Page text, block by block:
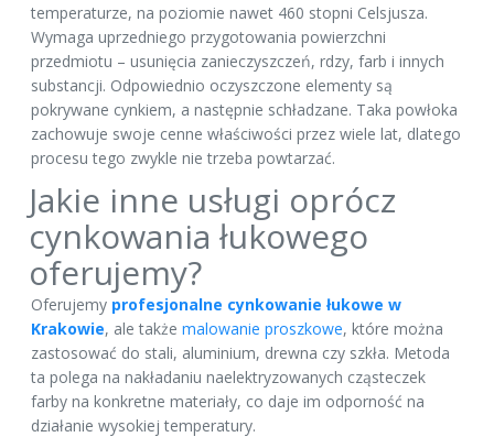
temperaturze, na poziomie nawet 460 stopni Celsjusza.
Wymaga uprzedniego przygotowania powierzchni
przedmiotu – usunięcia zanieczyszczeń, rdzy, farb i innych
substancji. Odpowiednio oczyszczone elementy są
pokrywane cynkiem, a następnie schładzane. Taka powłoka
zachowuje swoje cenne właściwości przez wiele lat, dlatego
procesu tego zwykle nie trzeba powtarzać.
Jakie inne usługi oprócz
cynkowania łukowego
oferujemy?
Oferujemy profesjonalne cynkowanie łukowe w
Krakowie, ale takżemalowanie proszkowe, które można
zastosować do stali, aluminium, drewna czy szkła. Metoda
ta polega na nakładaniu naelektryzowanych cząsteczek
farby na konkretne materiały, co daje im odporność na
działanie wysokiej temperatury.